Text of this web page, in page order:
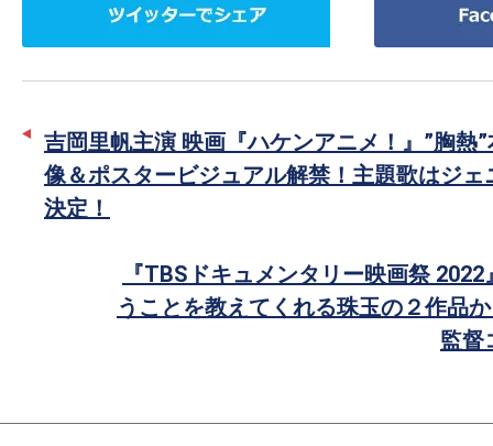
ー
吉岡里帆主演 映画『ハケンアニメ！』”胸熱
像＆ポスタービジュアル解禁！主題歌はジェ
決定！
『TBSドキュメンタリー映画祭
うことを教えてくれる珠玉の２作品
監督